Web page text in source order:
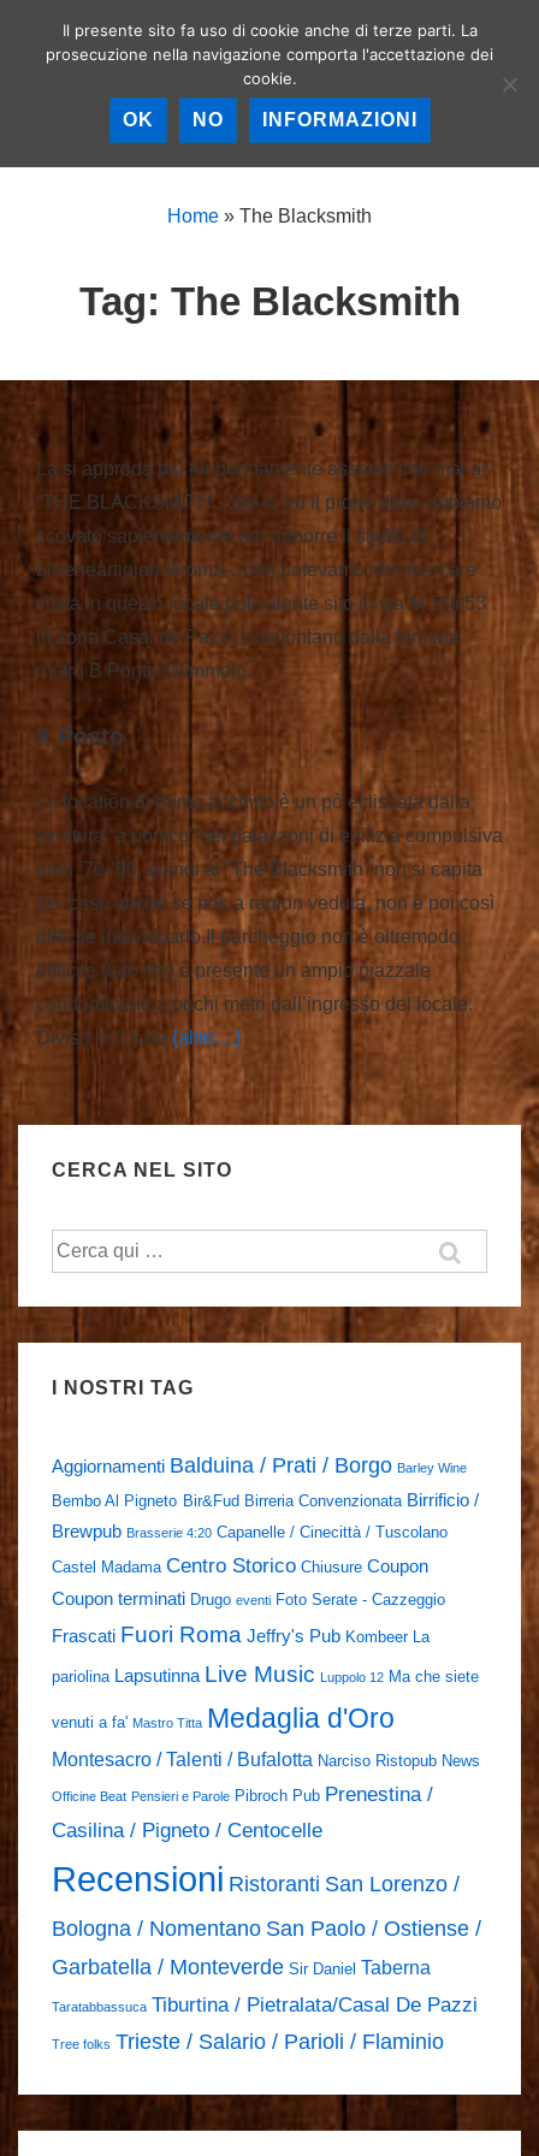
Birrerie artigianali a
Roma – La birra
artigianale nella
Home » The Blacksmith
Tag: The Blacksmith
La si approda più furibondamente assetati che mai al
“THE BLACKSMITH”, che io ed il prode dario abbiamo
scovato sapientemente per apporre il sigillo di
birrerieartigianaliroma…non potevamo non marcare
visita in questo locale polivalente sito in via M.Tilli 53
in zona Casal dè Pazzi, non lontano dalla fermata
metro B Ponte Mammolo.
Il Posto
La location di primo acchitto è un pò eclissata dalla
struttura “a portico” dei palazzoni di edilizia compulsiva
anni ’70-’80, quindi al “The Blacksmith” non si capita
per caso anche se poi, a ragion veduta, non è poi così
difficile individuarlo.Il parcheggio non è oltremodo
difficile dato che è presente un ampio piazzale
condominiale a pochi metri dall’ingresso del locale.
Diviso in 2 sale (altro…)
CERCA NEL SITO
Cerca:
I NOSTRI TAG
Aggiornamenti Balduina / Prati / Borgo Barley Wine
Bembo Al Pigneto Bir&Fud Birreria Convenzionata Birrificio /
Brewpub Brasserie 4:20 Capanelle / Cinecittà / Tuscolano
Castel Madama Centro Storico Chiusure Coupon
Coupon terminati Drugo eventi Foto Serate - Cazzeggio
Frascati Fuori Roma Jeffry's Pub Kombeer La
pariolina Lapsutinna Live Music Luppolo 12 Ma che siete
venuti a fa' Mastro Titta Medaglia d'Oro
Montesacro / Talenti / Bufalotta Narciso Ristopub News
Officine Beat Pensieri e Parole Pibroch Pub Prenestina /
Casilina / Pigneto / Centocelle
Recensioni Ristoranti San Lorenzo /
Bologna / Nomentano San Paolo / Ostiense /
Garbatella / Monteverde Sir Daniel Taberna
Taratabbassuca Tiburtina / Pietralata/Casal De Pazzi
Tree folks Trieste / Salario / Parioli / Flaminio
Il presente sito fa uso di cookie anche di terze parti. La
prosecuzione nella navigazione comporta l'accettazione dei
cookie.
OK NO INFORMAZIONI